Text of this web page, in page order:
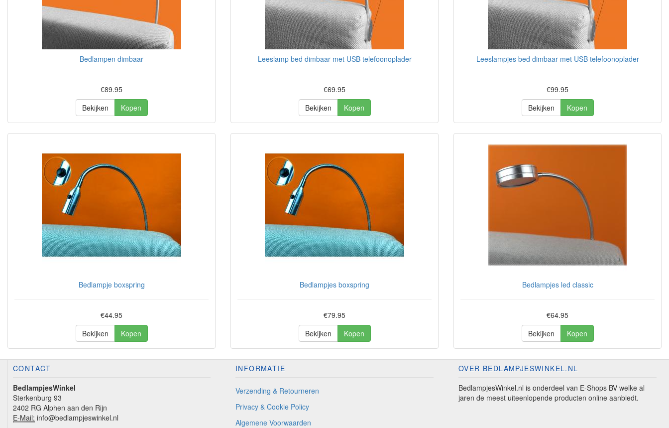
Bedlampen dimbaar
€89.95
Bekijken
Kopen
Leeslamp bed dimbaar met USB telefoonoplader
€69.95
Bekijken
Kopen
Leeslampjes bed dimbaar met USB telefoonoplader
€99.95
Bekijken
Kopen
Bedlampje boxspring
€44.95
Bekijken
Kopen
Bedlampjes boxspring
€79.95
Bekijken
Kopen
Bedlampjes led classic
€64.95
Bekijken
Kopen
CONTACT
BedlampjesWinkel
Sterkenburg 93
2402 RG Alphen aan den Rijn
E-Mail: info@bedlampjeswinkel.nl
INFORMATIE
Verzending & Retourneren
Privacy & Cookie Policy
Algemene Voorwaarden
OVER BEDLAMPJESWINKEL.NL
BedlampjesWinkel.nl is onderdeel van E-Shops BV welke al
jaren de meest uiteenlopende producten online aanbiedt.